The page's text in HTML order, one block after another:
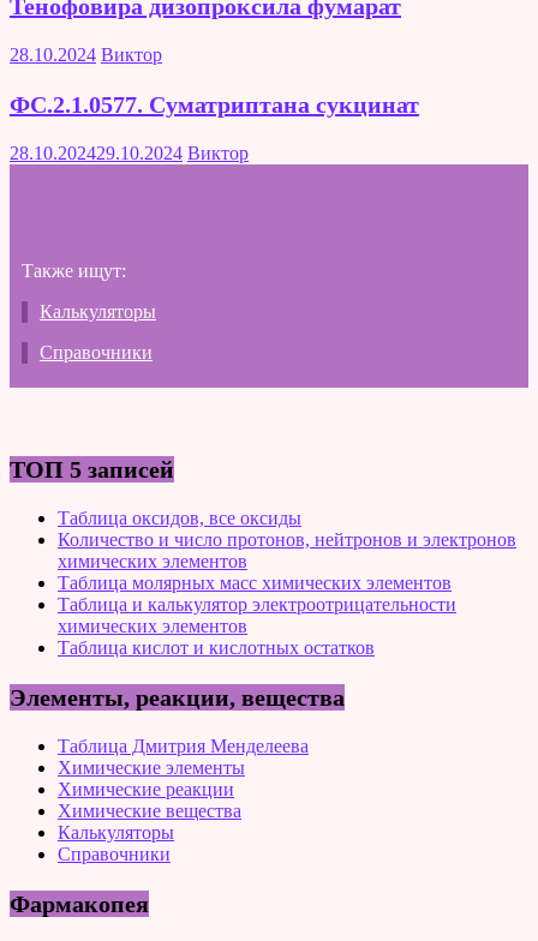
Тенофовира дизопроксила фумарат
28.10.2024 Виктор
ФС.2.1.0577. Суматриптана сукцинат
28.10.202429.10.2024 Виктор
Также ищут:
Калькуляторы
Справочники
ТОП 5 записей
Таблица оксидов, все оксиды
Количество и число протонов, нейтронов и электронов
химических элементов
Таблица молярных масс химических элементов
Таблица и калькулятор электроотрицательности
химических элементов
Таблица кислот и кислотных остатков
Элементы, реакции, вещества
Таблица Дмитрия Менделеева
Химические элементы
Химические реакции
Химические вещества
Калькуляторы
Справочники
Фармакопея